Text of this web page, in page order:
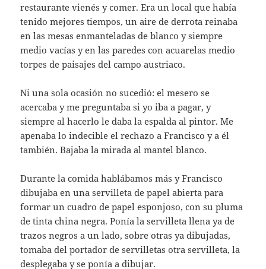
restaurante vienés y comer. Era un local que había
tenido mejores tiempos, un aire de derrota reinaba
en las mesas enmanteladas de blanco y siempre
medio vacías y en las paredes con acuarelas medio
torpes de paisajes del campo austriaco.
Ni una sola ocasión no sucedió: el mesero se
acercaba y me preguntaba si yo iba a pagar, y
siempre al hacerlo le daba la espalda al pintor. Me
apenaba lo indecible el rechazo a Francisco y a él
también. Bajaba la mirada al mantel blanco.
Durante la comida hablábamos más y Francisco
dibujaba en una servilleta de papel abierta para
formar un cuadro de papel esponjoso, con su pluma
de tinta china negra. Ponía la servilleta llena ya de
trazos negros a un lado, sobre otras ya dibujadas,
tomaba del portador de servilletas otra servilleta, la
desplegaba y se ponía a dibujar.